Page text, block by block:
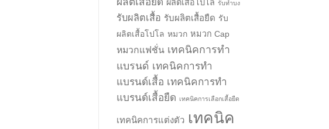
ผลิตเสื้อโปโล รับทำบง
รับผลิตเสื้อ รับผลิตเสื้อยืด รับ
ผลิตเสื้อโปโล หมวก หมวก Cap
หมวกแฟชั่น เทคนิคการทำ
แบรนด์ เทคนิคการทำ
แบรนด์เสื้อ เทคนิคการทำ
แบรนด์เสื้อยืด เทคนิคการเลือกเสื้อยืด
เทคนิคการแต่งตัว เทคนิค